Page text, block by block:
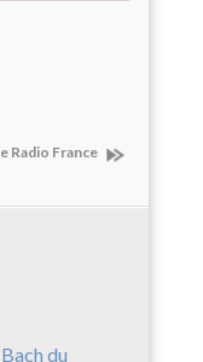
Radio France